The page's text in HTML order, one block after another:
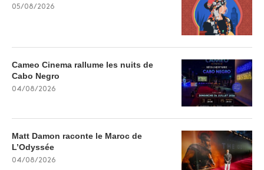
05/08/2026
Cameo Cinema rallume les nuits de
Cabo Negro
04/08/2026
Matt Damon raconte le Maroc de
L’Odyssée
04/08/2026